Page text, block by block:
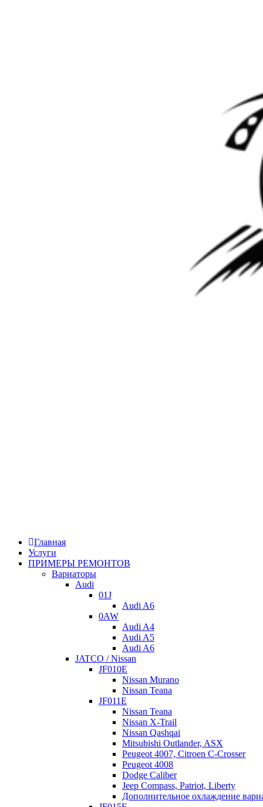
Главная
Услуги
ПРИМЕРЫ РЕМОНТОВ
Вариаторы
Audi
01J
Audi A6
0AW
Audi A4
Audi A5
Audi A6
JATCO / Nissan
JF010E
Nissan Murano
Nissan Teana
JF011E
Nissan Teana
Nissan X-Trail
Nissan Qashqai
Mitsubishi Outlander, ASX
Peugeot 4007, Citroen C-Crosser
Peugeot 4008
Dodge Caliber
Jeep Compass, Patriot, Liberty
Дополнительное охлаждение
DSG, роботы 26
автомобили Audi A4, A5, A6, A7.
0CK/0CL примерно похожа по конструкции с
семиступенчатым роботомDSG7
двойное “мокрое” сцепление с мехатроником на борту и
механической частью. В сравнении с 0B5 трансмиссию
0CK/0CL можно характеризовать как несколько более
надежную, поскольку в механической части имеется прочный
набор шестерен. По трансмиссионным жидкостям
реализованы 2 полости: в механическую часть и
гидравлическую часть (мехатроник и сцепление). Таким
образом, сцепление находится с мехатроником в одной
масляной ванне. Получаем элементы гидравлики –
мехатроник, осуществляющий управление коробкой и
двойное сцепление. Механическая составляющая данной
трансмиссии – валы, шестерни, насос и прочее.
Различия между 0CK и 0CL – лишь в переднем/полном